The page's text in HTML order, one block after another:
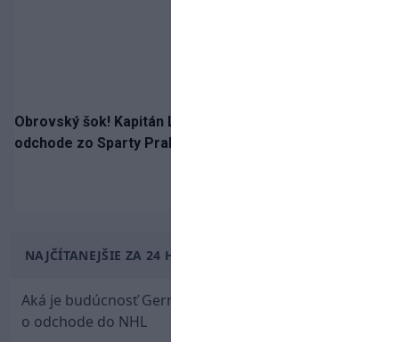
Obrovský šok! Kapitán Lukáš Haraslín je údajne na
odchode zo Sparty Praha
NAJČÍTANEJŠIE ZA 24 HODÍN
Aká je budúcnosť Gernáta a Pánika? Rusi špekulujú
o odchode do NHL